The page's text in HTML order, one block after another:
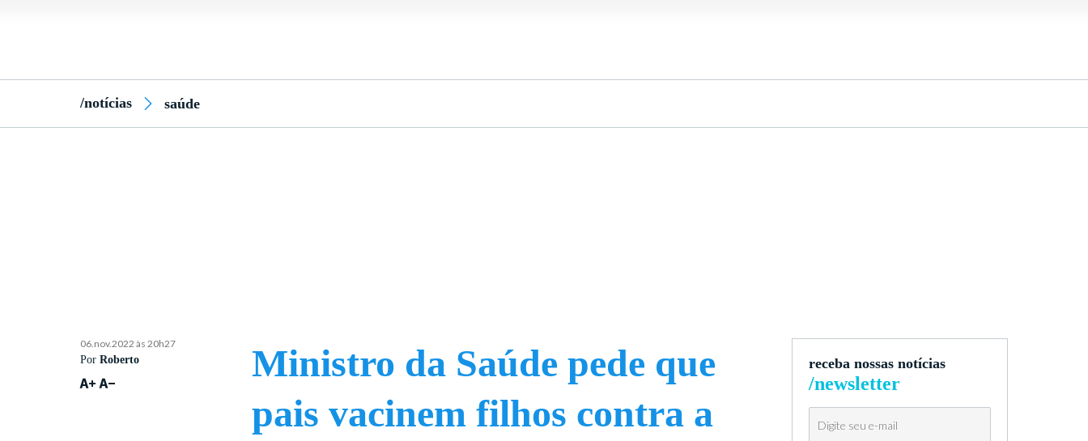
/notícias saúde
06.nov.2022 às 20h27
PorRoberto
Ministro da Saúde pede que
pais vacinem filhos contra a
receba nossas notícias
/newsletter